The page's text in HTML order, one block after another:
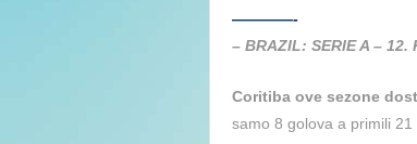
————-
– BRAZIL: SERIE A – 12.
Coritiba ove sezone
samo 8 golova a primili 21